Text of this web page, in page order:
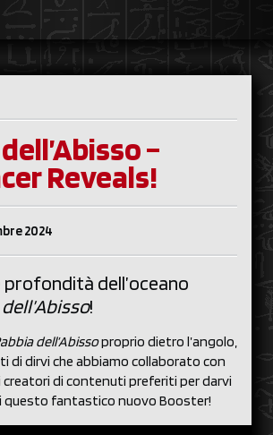
–
Reveals!
2024
profondità dell’oceano
!
dell’Abissoproprio dietro l’angolo,
di dirvi che abbiamo collaborato con
creatori di contenuti preferiti per darvi
questo fantastico nuovo Booster!